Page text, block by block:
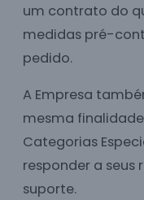
um contrato do
medidas pré-
pedido.
A Empresa
mesma
Categorias
responder a
suporte.